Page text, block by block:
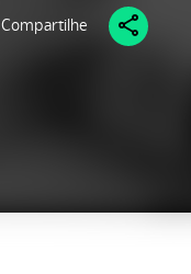
Compartilhe